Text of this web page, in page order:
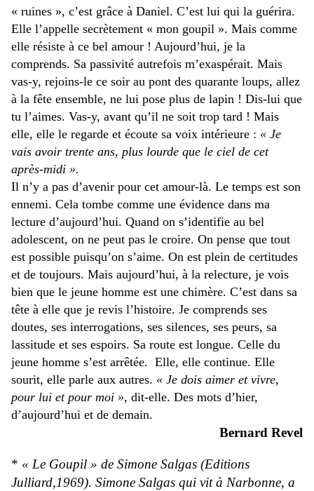
« ruines », c’est grâce à Daniel. C’est lui qui la guérira.
Elle l’appelle secrètement « mon goupil ». Mais comme
elle résiste à ce bel amour ! Aujourd’hui, je la
comprends. Sa passivité autrefois m’exaspérait. Mais
vas-y, rejoins-le ce soir au pont des quarante loups, allez
à la fête ensemble, ne lui pose plus de lapin ! Dis-lui que
tu l’aimes. Vas-y, avant qu’il ne soit trop tard ! Mais
elle, elle le regarde et écoute sa voix intérieure : « Je
vais avoir trente ans, plus lourde que le ciel de cet
après-midi ».
Il n’y a pas d’avenir pour cet amour-là. Le temps est son
ennemi. Cela tombe comme une évidence dans ma
lecture d’aujourd’hui. Quand on s’identifie au bel
adolescent, on ne peut pas le croire. On pense que tout
est possible puisqu’on s’aime. On est plein de certitudes
et de toujours. Mais aujourd’hui, à la relecture, je vois
bien que le jeune homme est une chimère. C’est dans sa
tête à elle que je revis l’histoire. Je comprends ses
doutes, ses interrogations, ses silences, ses peurs, sa
lassitude et ses espoirs. Sa route est longue. Celle du
jeune homme s’est arrêtée. Elle, elle continue. Elle
sourit, elle parle aux autres. « Je dois aimer et vivre,
pour lui et pour moi », dit-elle. Des mots d’hier,
d’aujourd’hui et de demain.
Bernard Revel
* « Le Goupil » de Simone Salgas (Editions
Julliard,1969). Simone Salgas qui vit à Narbonne, a